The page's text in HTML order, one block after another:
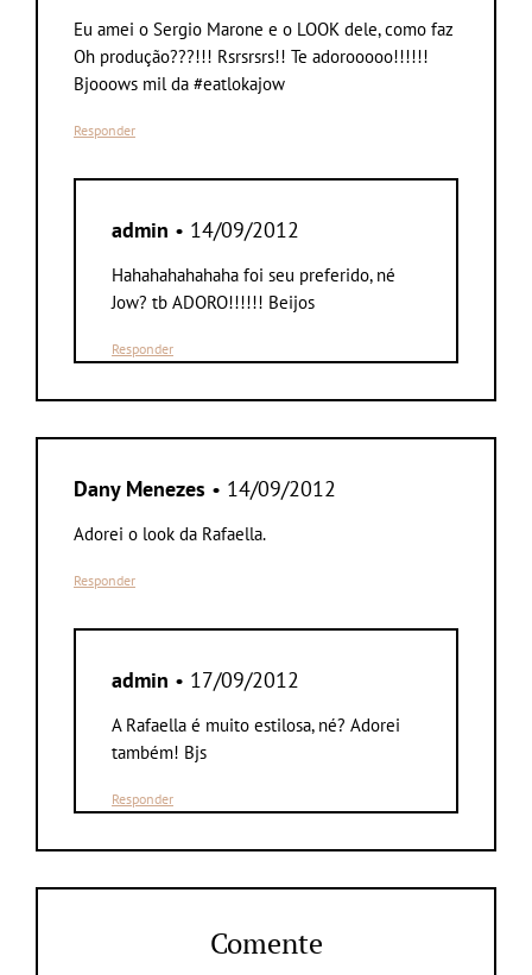
Eu amei o Sergio Marone e o LOOK dele, como faz
Oh produção???!!! Rsrsrsrs!! Te adorooooo!!!!!!
Bjooows mil da #eatlokajow
Responder
admin • 14/09/2012
Hahahahahahaha foi seu preferido, né
Jow? tb ADORO!!!!!! Beijos
Responder
Dany Menezes • 14/09/2012
Adorei o look da Rafaella.
Responder
admin • 17/09/2012
A Rafaella é muito estilosa, né? Adorei
também! Bjs
Responder
Comente